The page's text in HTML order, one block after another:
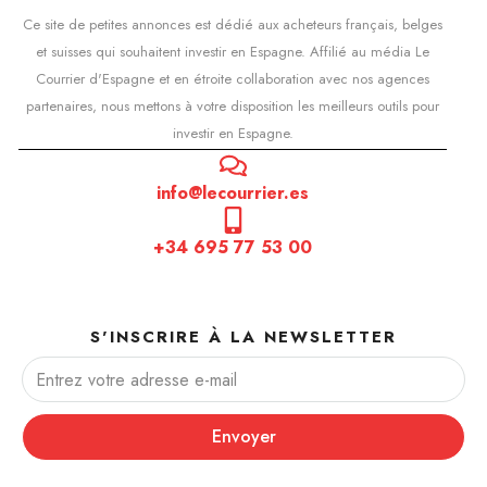
Ce site de petites annonces est dédié aux acheteurs français, belges
et suisses qui souhaitent investir en Espagne. Affilié au média Le
Courrier d'Espagne et en étroite collaboration avec nos agences
partenaires, nous mettons à votre disposition les meilleurs outils pour
investir en Espagne.
info@lecourrier.es
+34 695 77 53 00
S'INSCRIRE À LA NEWSLETTER
Envoyer